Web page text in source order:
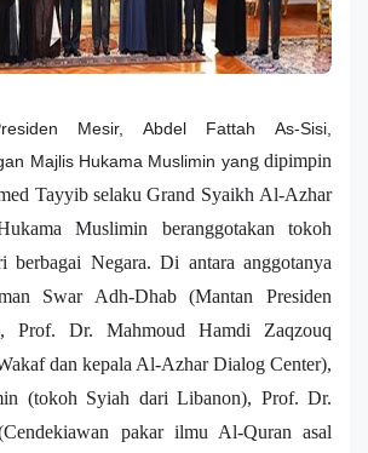
Mesir, Abdel FattahAs-Sisi,
Majlis Hukama Muslimin yang dipimpin
Tayyib selaku Grand Syaikh Al-Azhar
Muslimin beranggotakan tokoh
berbagai Negara. Di antara anggotanya
Swar Adh-Dhab (Mantan Presiden
,
Prof. Dr. Mahmoud Hamdi Zaqzouq
dan kepala Al-Azhar Dialog Center),
(tokoh Syiah dari Libanon), Prof. Dr.
pakar ilmu Al-Quran asal